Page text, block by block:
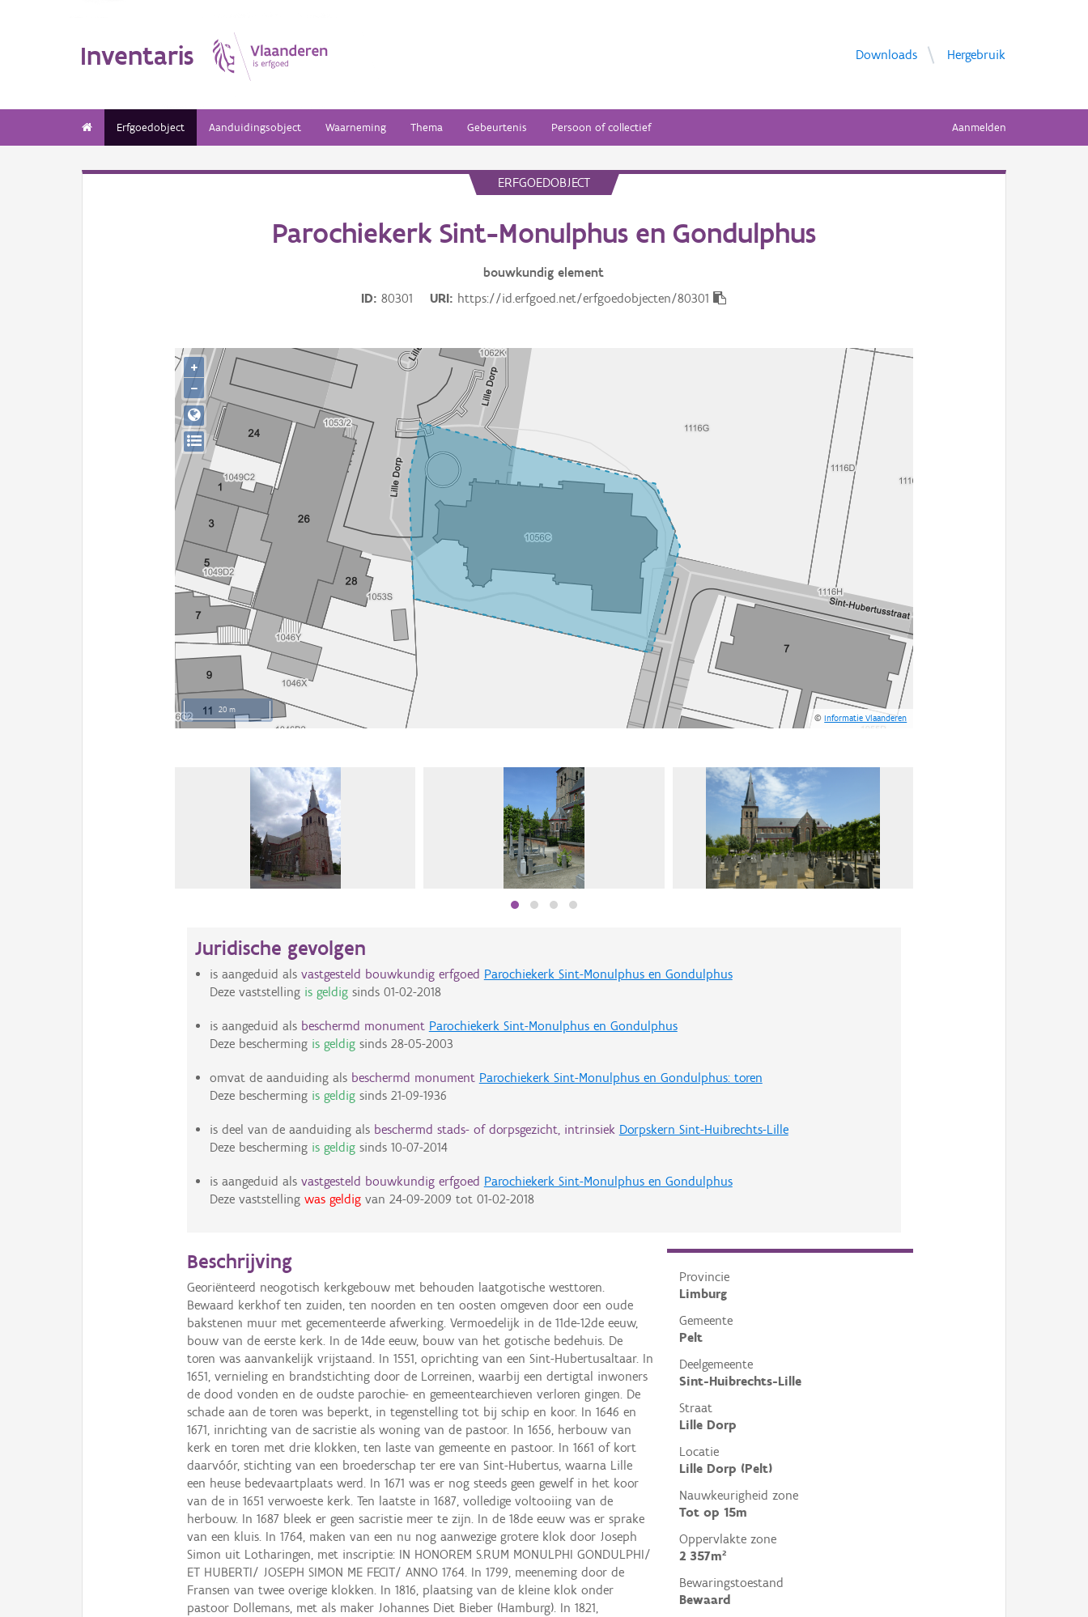
Inventaris Downloads Hergebruik
Erfgoedobject Aanduidingsobject Waarneming Thema Gebeurtenis Persoon of collectief Aanmelden
ERFGOEDOBJECT
Parochiekerk Sint-Monulphus en Gondulphus
bouwkundig element
ID
80301 URI https://id.erfgoed.net/erfgoedobjecten/80301
20 m
©Informatie Vlaanderen
+
−
Juridische gevolgen
is aangeduid als vastgesteld bouwkundig erfgoed Parochiekerk Sint-Monulphus en Gondulphus
Deze vaststelling is geldigsinds 01-02-2018
is aangeduid als beschermd monument Parochiekerk Sint-Monulphus en Gondulphus
Deze bescherming is geldigsinds 28-05-2003
omvat de aanduiding als beschermd monument Parochiekerk Sint-Monulphus en Gondulphus: toren
Deze bescherming is geldigsinds 21-09-1936
is deel van de aanduiding als beschermd stads- of dorpsgezicht, intrinsiek Dorpskern Sint-Huibrechts-Lille
Deze bescherming is geldigsinds 10-07-2014
is aangeduid als vastgesteld bouwkundig erfgoed Parochiekerk Sint-Monulphus en Gondulphus
Deze vaststelling was geldigvan 24-09-2009 tot 01-02-2018
Provincie
Limburg
Gemeente
Pelt
Deelgemeente
Sint-Huibrechts-Lille
Straat
Lille Dorp
Locatie
Lille Dorp (Pelt)
Nauwkeurigheid zone
Tot op 15m
Oppervlakte zone
2 357m²
Bewaringstoestand
Bewaard
Beschrijving
Georiënteerd neogotisch kerkgebouw met behouden laatgotische westtoren.
Bewaard kerkhof ten zuiden, ten noorden en ten oosten omgeven door een oude
bakstenen muur met gecementeerde afwerking. Vermoedelijk in de 11de-12de eeuw,
bouw van de eerste kerk. In de 14de eeuw, bouw van het gotische bedehuis. De
toren was aanvankelijk vrijstaand. In 1551, oprichting van een Sint-Hubertusaltaar. In
1651, vernieling en brandstichting door de Lorreinen, waarbij een dertigtal inwoners
de dood vonden en de oudste parochie- en gemeentearchieven verloren gingen. De
schade aan de toren was beperkt, in tegenstelling tot bij schip en koor. In 1646 en
1671, inrichting van de sacristie als woning van de pastoor. In 1656, herbouw van
kerk en toren met drie klokken, ten laste van gemeente en pastoor. In 1661 of kort
daarvóór, stichting van een broederschap ter ere van Sint-Hubertus, waarna Lille
een heuse bedevaartplaats werd. In 1671 was er nog steeds geen gewelf in het koor
van de in 1651 verwoeste kerk. Ten laatste in 1687, volledige voltooiing van de
herbouw. In 1687 bleek er geen sacristie meer te zijn. In de 18de eeuw was er sprake
van een kluis. In 1764, maken van een nu nog aanwezige grotere klok door Joseph
Simon uit Lotharingen, met inscriptie: IN HONOREM S.RUM MONULPHI GONDULPHI/
ET HUBERTI/ JOSEPH SIMON ME FECIT/ ANNO 1764. In 1799, meeneming door de
Fransen van twee overige klokken. In 1816, plaatsing van de kleine klok onder
pastoor Dollemans, met als maker Johannes Diet Bieber (Hamburg). In 1821,